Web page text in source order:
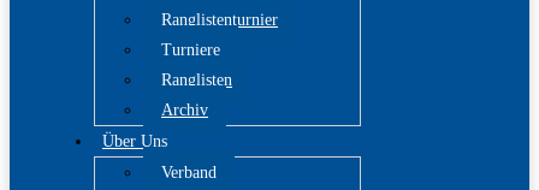
Ranglistenturnier
Turniere
Ranglisten
Archiv
Über Uns
Verband